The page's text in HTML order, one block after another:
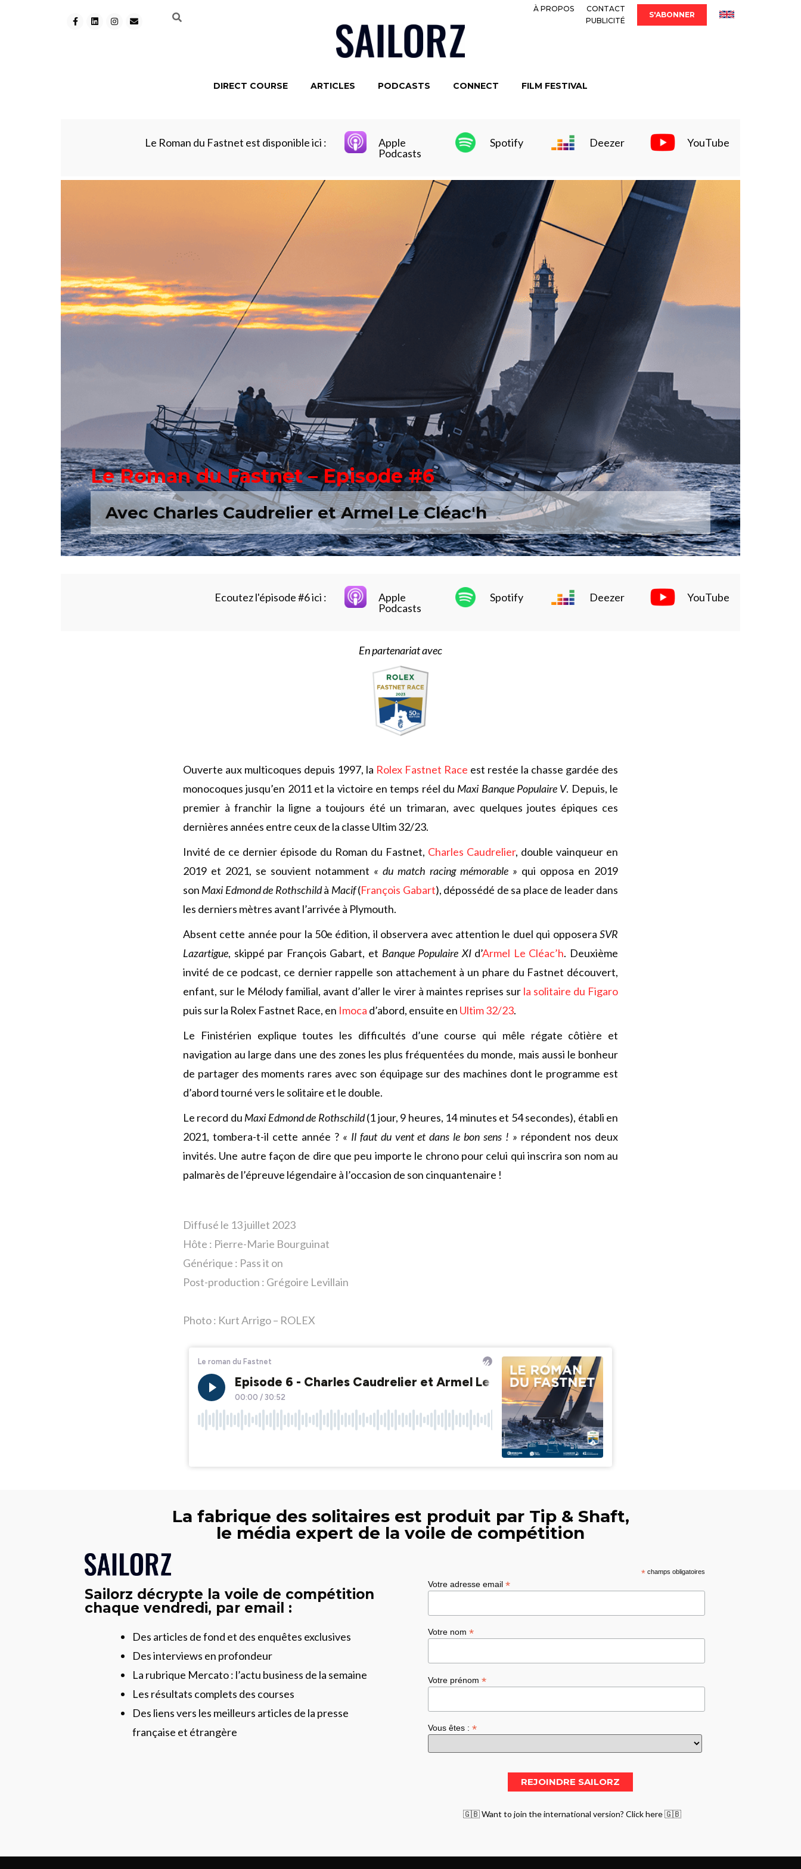
À PROPOS
CONTACT
PUBLICITÉ
S'ABONNER
DIRECT COURSE ARTICLES PODCASTS CONNECT FILM FESTIVAL
Le Roman du Fastnet est disponible ici :
Apple
Podcasts
Spotify Deezer YouTube
Le Roman du Fastnet – Episode #6
Avec Charles Caudrelier et Armel Le Cléac'h
Ecoutez l'épisode #6 ici :
Apple
Podcasts
Spotify Deezer YouTube
En partenariat avec
Ouverte aux multicoques depuis 1997, la Rolex Fastnet Race est restée la chasse gardée des
monocoques jusqu’en 2011 et la victoire en temps réel du Maxi Banque Populaire V. Depuis, le
premier à franchir la ligne a toujours été un trimaran, avec quelques joutes épiques ces
dernières années entre ceux de la classe Ultim 32/23.
Invité de ce dernier épisode du Roman du Fastnet, Charles Caudrelier, double vainqueur en
2019 et 2021, se souvient notamment « du match racing mémorable » qui opposa en 2019
son Maxi Edmond de Rothschildà Macif(François Gabart), dépossédé de sa place de leader dans
les derniers mètres avant l’arrivée à Plymouth.
Absent cette année pour la 50e édition, il observera avec attention le duel qui opposera SVR
Lazartigue, skippé par François Gabart, et Banque Populaire XId’Armel Le Cléac’h. Deuxième
invité de ce podcast, ce dernier rappelle son attachement à un phare du Fastnet découvert,
enfant, sur le Mélody familial, avant d’aller le virer à maintes reprises sur la solitaire du Figaro
puis sur la Rolex Fastnet Race, en Imoca d’abord, ensuite en Ultim 32/23.
Le Finistérien explique toutes les difficultés d’une course qui mêle régate côtière et
navigation au large dans une des zones les plus fréquentées du monde, mais aussi le bonheur
de partager des moments rares avec son équipage sur des machines dont le programme est
d’abord tourné vers le solitaire et le double.
Le record du Maxi Edmond de Rothschild(1 jour, 9 heures, 14 minutes et 54 secondes), établi en
2021, tombera-t-il cette année ? « Il faut du vent et dans le bon sens ! » répondent nos deux
invités. Une autre façon de dire que peu importe le chrono pour celui qui inscrira son nom au
palmarès de l’épreuve légendaire à l’occasion de son cinquantenaire !
Diffusé le 13 juillet 2023
Hôte : Pierre-Marie Bourguinat
Générique : Pass it on
Post-production : Grégoire Levillain
Photo : Kurt Arrigo – ROLEX
La fabrique des solitaires est produit par Tip & Shaft,
le média expert de la voile de compétition
Sailorz décrypte la voile de compétition
chaque vendredi, par email :
Des articles de fond et des enquêtes exclusives
Des interviews en profondeur
La rubrique Mercato : l’actu business de la semaine
Les résultats complets des courses
Des liens vers les meilleurs articles de la presse
française et étrangère
*champs obligatoires
Votre adresse email *
Votre nom *
Votre prénom *
Vous êtes : *
🇬🇧 Want to join the international version? Click here 🇬🇧